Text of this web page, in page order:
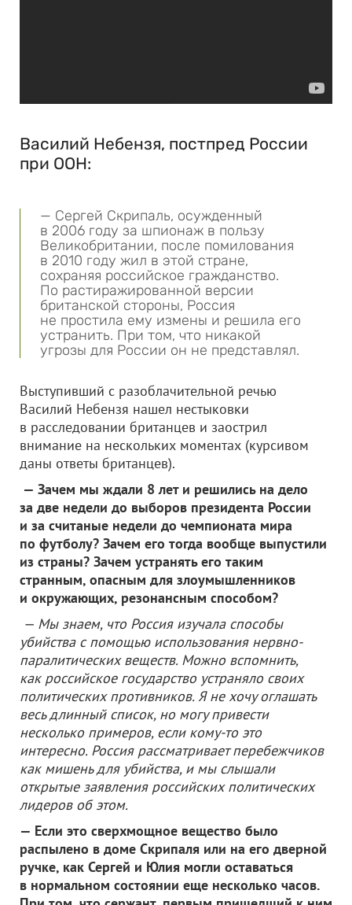
Василий Небензя, постпред России
при ООН:
— Сергей Скрипаль, осужденный
в 2006 году за шпионаж в пользу
Великобритании, после помилования
в 2010 году жил в этой стране,
сохраняя российское гражданство.
По растиражированной версии
британской стороны, Россия
не простила ему измены и решила его
устранить. При том, что никакой
угрозы для России он не представлял.
Выступивший с разоблачительной речью
Василий Небензя нашел нестыковки
в расследовании британцев и заострил
внимание на нескольких моментах (курсивом
даны ответы британцев).
— Зачем мы ждали 8 лет и решились на дело
за две недели до выборов президента России
и за считаные недели до чемпионата мира
по футболу? Зачем его тогда вообще выпустили
из страны? Зачем устранять его таким
странным, опасным для злоумышленников
и окружающих, резонансным способом?
— Мы знаем, что Россия изучала способы
убийства с помощью использования нервно-
паралитических веществ. Можно вспомнить,
как российское государство устраняло своих
политических противников. Я не хочу оглашать
весь длинный список, но могу привести
несколько примеров, если кому-то это
интересно. Россия рассматривает перебежчиков
как мишень для убийства, и мы слышали
открытые заявления российских политических
лидеров об этом.
— Если это сверхмощное вещество было
распылено в доме Скрипаля или на его дверной
ручке, как Сергей и Юлия могли оставаться
в нормальном состоянии еще несколько часов.